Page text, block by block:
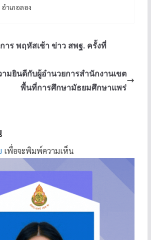
ำเภอลอง
าร พฤหัสเช้า ข่าว สพฐ. ครั้งที่
มยินดีกับผู้อำนวยการสำนักงานเขต
พื้นที่การศึกษามัธยมศึกษาแพร่
เพื่อจะพิมพ์ความเห็น